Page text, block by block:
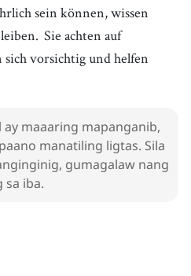
sein können, wissen
Sie achten auf
vorsichtig und helfen
maaaring mapanganib,
manatiling ligtas. Sila
gumagalaw nang
iba.